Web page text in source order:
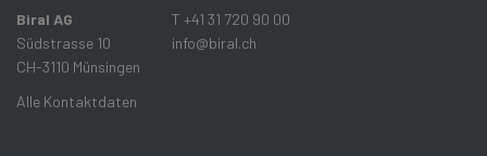
Biral AG
Südstrasse 10
CH-3110 Münsingen
Alle Kontaktdaten
T +41 31 720 90 00
info@biral.ch